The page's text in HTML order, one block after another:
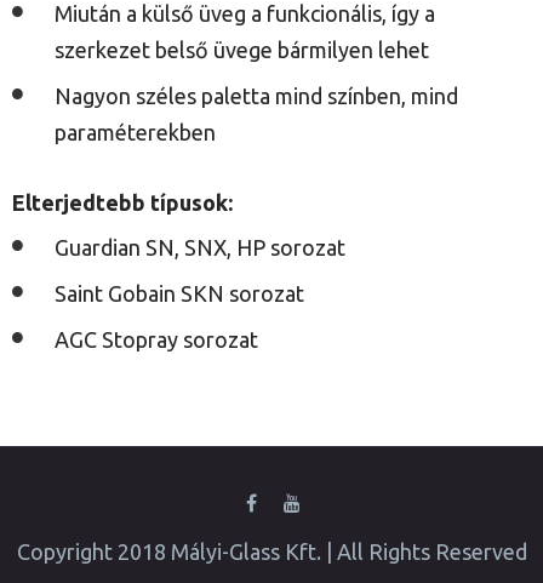
Miután a külső üveg a funkcionális, így a
szerkezet belső üvege bármilyen lehet
Nagyon széles paletta mind színben, mind
paraméterekben
Elterjedtebb típusok:
Guardian SN, SNX, HP sorozat
Saint Gobain SKN sorozat
AGC Stopray sorozat
Copyright 2018 Mályi-Glass Kft. | All Rights Reserved